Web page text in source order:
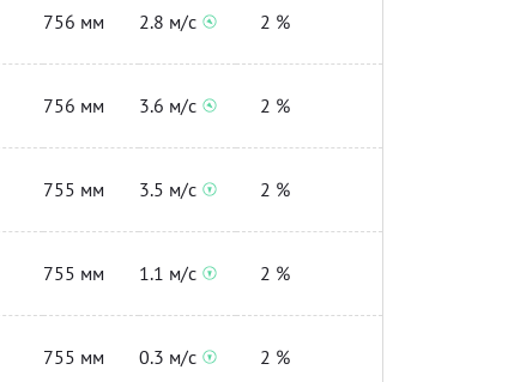
756 мм 2.8 м/с 2 %
756 мм 3.6 м/с 2 %
755 мм 3.5 м/с 2 %
755 мм 1.1 м/с 2 %
755 мм 0.3 м/с 2 %